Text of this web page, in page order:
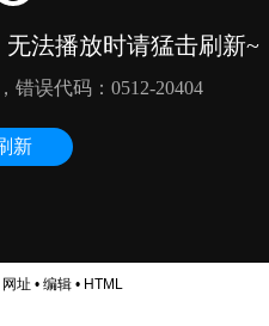
网址 • 编辑• HTML